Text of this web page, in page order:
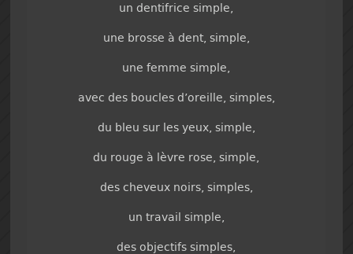
un dentifrice simple,
une brosse à dent, simple,
une femme simple,
avec des boucles d’oreille, simples,
du bleu sur les yeux, simple,
du rouge à lèvre rose, simple,
des cheveux noirs, simples,
un travail simple,
des objectifs simples,